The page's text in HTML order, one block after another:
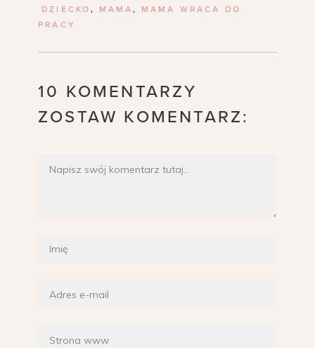
DZIECKO, MAMA,
MAMA WRACA DO
PRACY
10 KOMENTARZY
ZOSTAW KOMENTARZ: